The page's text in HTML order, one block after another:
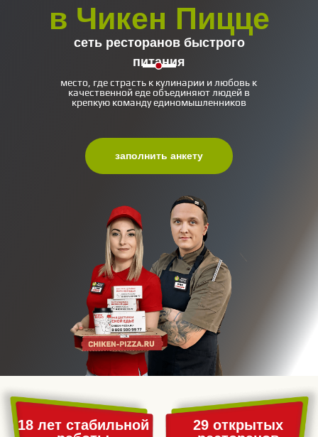
в Чикен Пицце
сеть ресторанов быстрого
питания
место, где страсть к кулинарии и любовь к
качественной еде объединяют людей в
крепкую команду единомышленников
заполнить анкету
18 лет стабильной 29 открытых
ресторанов
5 областей РФ